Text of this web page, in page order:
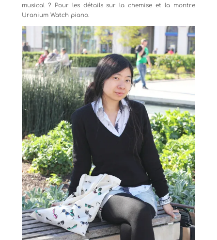
musical ? Pour les détails sur la chemise et la montre
Uranium Watch piano.